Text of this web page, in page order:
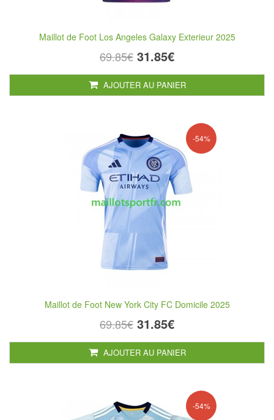
Maillot de Foot Los Angeles Galaxy Exterieur 2025
69.85€ 31.85€
AJOUTER AU PANIER
-54%
Maillot de Foot New York City FC Domicile 2025
69.85€ 31.85€
AJOUTER AU PANIER
-54%